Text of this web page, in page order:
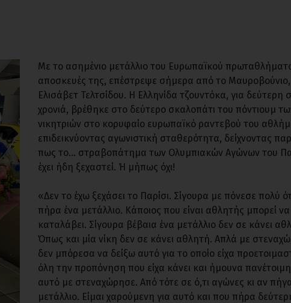
Με το ασημένιο μετάλλιο του Ευρωπαϊκού
αποσκευές της, επέστρεψε σήμερα από το
Ελισάβετ Τελτσίδου. Η Ελληνίδα τζουντόκα, για δεύτερη
χρονιά, βρέθηκε στο δεύτερο σκαλοπάτι του πόντιουμ
νικητριών στο κορυφαίο ευρωπαϊκό ραντεβού του
επιδεικνύοντας αγωνιστική σταθερότητα, δείχνοντας
πως το... στραβοπάτημα των Ολυμπιακών Αγώνων του
έχει ήδη ξεχαστεί. Ή μήπως όχι!
«Δεν το έχω ξεχάσει το Παρίσι. Σίγουρα με πόνεσε πολύ
πήρα ένα μετάλλιο. Κάποιος που είναι αθλητής μπορεί
καταλάβει. Σίγουρα βέβαια ένα μετάλλιο δεν σε κάνει
Όπως και μία νίκη δεν σε κάνει αθλητή. Απλά με
δεν μπόρεσα να δείξω αυτό για το οποίο είχα
όλη την προπόνηση που είχα κάνει και ήμουνα
αυτό με στεναχώρησε. Από τότε σε ό,τι αγώνες κι αν
μετάλλιο. Είμαι χαρούμενη για αυτό και που πήρα